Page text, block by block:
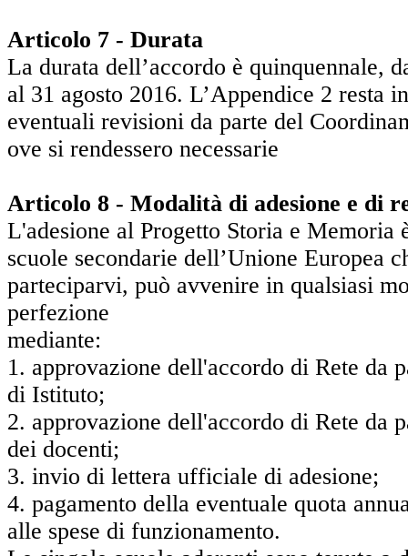
Articolo 7 - Durata
La durata dell’accordo è quinquennale,
al 31 agosto 2016. L’Appendice 2 resta
eventuali revisioni da parte del
ove si rendessero necessarie
Articolo 8 - Modalità di adesione e di
L'adesione al Progetto Storia e Memoria
scuole secondarie dell’Unione Europea
parteciparvi, può avvenire in qualsiasi
perfezione
1. approvazione dell'accordo di Rete da
di Istituto;
2. approvazione dell'accordo di Rete da
dei docenti;
3. invio di lettera ufficiale di adesione;
4. pagamento della eventuale quota
alle spese di funzionamento.